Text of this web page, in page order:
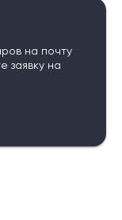
на почту
заявку на